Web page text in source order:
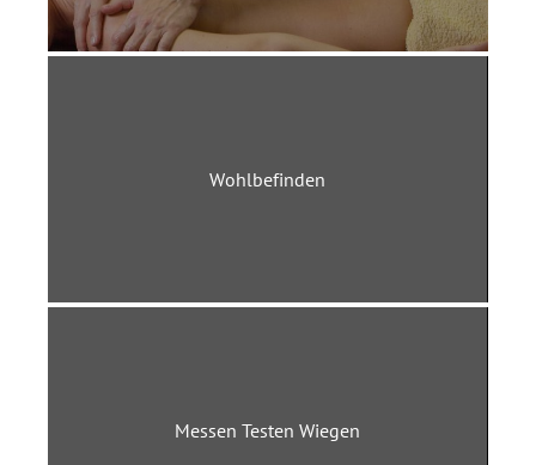
Wohlbefinden
Messen Testen Wiegen